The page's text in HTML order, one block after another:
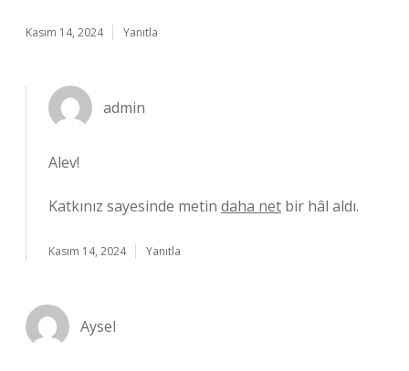
Kasım 14, 2024 Yanıtla
admin
Alev!
Katkınız sayesinde metin daha net bir hâl aldı.
Kasım 14, 2024 Yanıtla
Aysel